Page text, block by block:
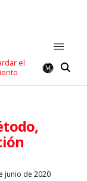
el
junio de 2020